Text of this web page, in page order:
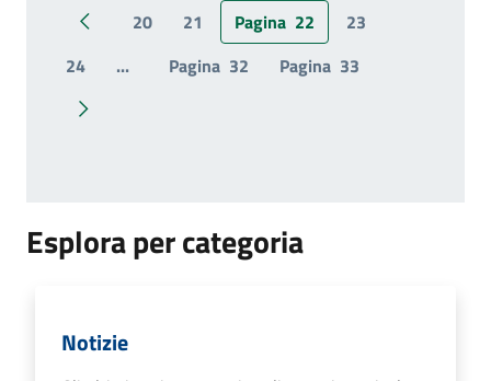
Pagina precedente
20 21 Pagina 22
23
24
... Pagina 32 Pagina 33
Pagina successiva
Esplora per categoria
Notizie